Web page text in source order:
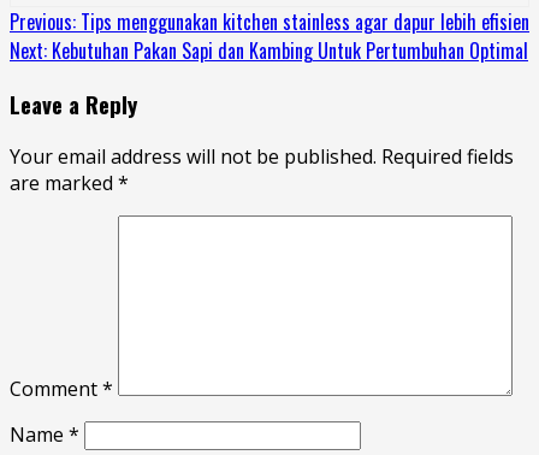
Continue
Reading
Previous: Tips menggunakan kitchen stainless agar dapur lebih efisien
Next: Kebutuhan Pakan Sapi dan Kambing Untuk Pertumbuhan Optimal
Leave a Reply
Your email address will not be published. Required fields
are marked *
Comment*
Name *